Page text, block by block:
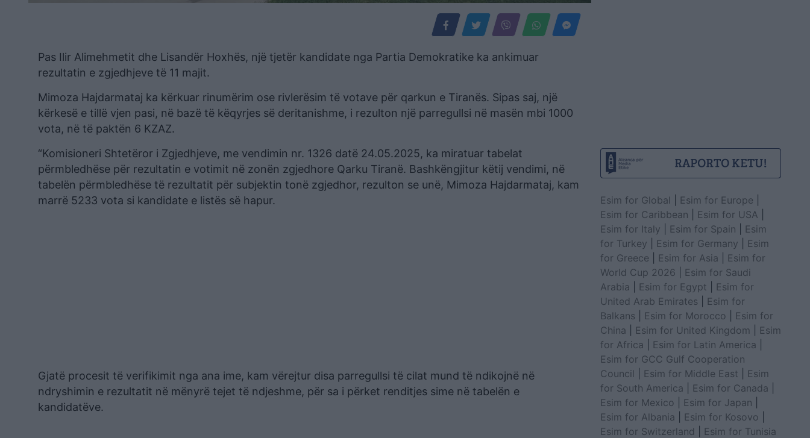
Pas Ilir Alimehmetit dhe Lisandër Hoxhës, një tjetër kandidate nga Partia Demokratike ka ankimuar
rezultatin e zgjedhjeve të 11 majit.
Mimoza Hajdarmataj ka kërkuar rinumërim ose rivlerësim të votave për qarkun e Tiranës. Sipas saj, një
kërkesë e tillë vjen pasi, në bazë të këqyrjes së deritanishme, i rezulton një parregullsi në masën mbi 1000
vota, në të paktën 6 KZAZ.
“Komisioneri Shtetëror i Zgjedhjeve, me vendimin nr. 1326 datë 24.05.2025, ka miratuar tabelat
përmbledhëse për rezultatin e votimit në zonën zgjedhore Qarku Tiranë. Bashkëngjitur këtij vendimi, në
tabelën përmbledhëse të rezultatit për subjektin tonë zgjedhor, rezulton se unë, Mimoza Hajdarmataj, kam
marrë 5233 vota si kandidate e listës së hapur.
Gjatë procesit të verifikimit nga ana ime, kam vërejtur disa parregullsi të cilat mund të ndikojnë në
ndryshimin e rezultatit në mënyrë tejet të ndjeshme, për sa i përket renditjes sime në tabelën e
kandidatëve.
Esim for Global Esim for Europe
Esim for Caribbean
Esim for USA
Esim for Italy
Esim for Spain
Esim
for Turkey
Esim for Germany
Esim
for Greece
Esim for Asia
Esim for
World Cup 2026
Esim for Saudi
Arabia
Esim for Egypt
Esim for
United Arab Emirates
Esim for
Balkans
Esim for Morocco
Esim for
China
Esim for United Kingdom
Esim
for Africa
Esim for Latin America
Esim for GCC Gulf Cooperation
Council
Esim for Middle East
Esim
for South America
Esim for Canada
Esim for Mexico
Esim for Japan
Esim for Albania
Esim for Kosovo
Esim for Switzerland
Esim for Tunisia